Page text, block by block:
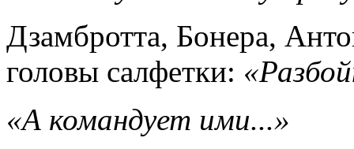
Дзамбротта, Бонера,
головы салфетки:
«А командует ими...»